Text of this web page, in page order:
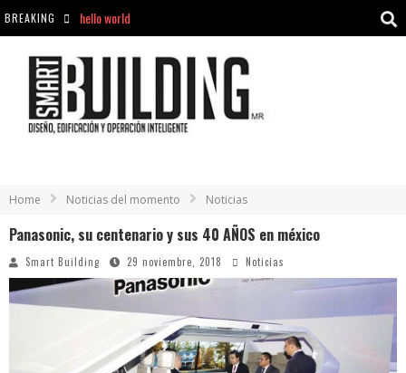
BREAKING hello world
hello world
Home Noticias del momento Noticias
Panasonic, su centenario y sus 40 AÑOS en méxico
Smart Building 29 noviembre, 2018 Noticias